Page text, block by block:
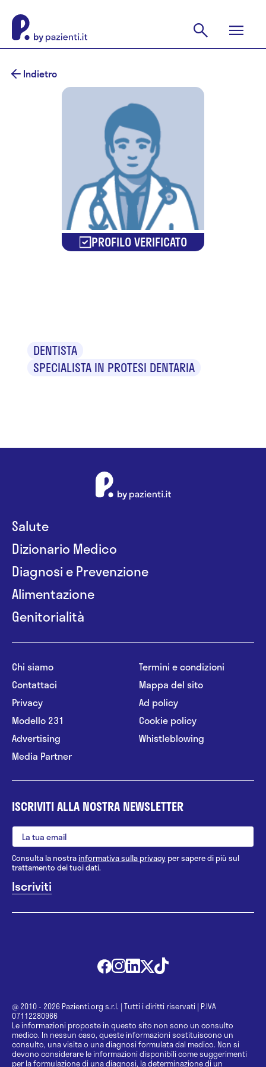
Indietro
PROFILO VERIFICATO
DENTISTA
SPECIALISTA IN PROTESI DENTARIA
Salute
Dizionario Medico
Diagnosi e Prevenzione
Alimentazione
Genitorialità
Chi siamo
Contattaci
Privacy
Modello 231
Advertising
Media Partner
Termini e condizioni
Mappa del sito
Ad policy
Cookie policy
Whistleblowing
ISCRIVITI ALLA NOSTRA NEWSLETTER
Consulta la nostrainformativa sulla privacy per sapere di più sul
trattamento dei tuoi dati.
@ 2010 - 2026 Pazienti.org s.r.l. | Tutti i diritti riservati | P.IVA
07112280966
Le informazioni proposte in questo sito non sono un consulto
medico. In nessun caso, queste informazioni sostituiscono un
consulto, una visita o una diagnosi formulata dal medico. Non si
devono considerare le informazioni disponibili come suggerimenti
per la formulazione di una diagnosi, la determinazione di un